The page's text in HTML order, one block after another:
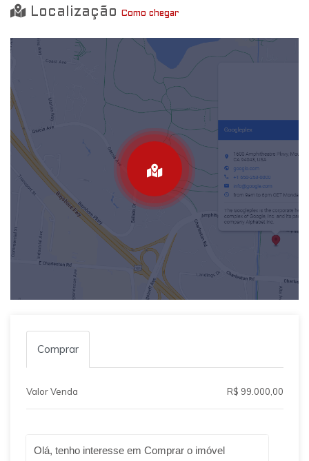
Localização Como chegar
Comprar
Valor Venda R$ 99.000,00